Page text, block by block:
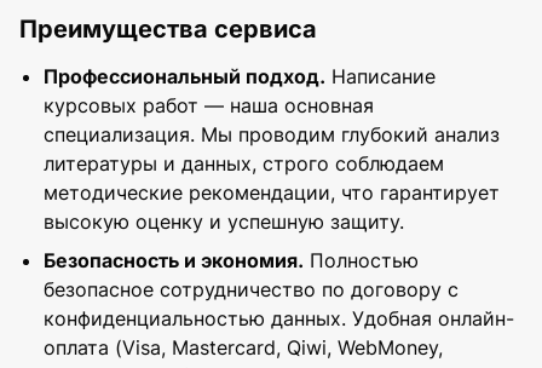
работы уже написана самостоятельно, но
требуется профессиональная помощь.
рекомендации. Поэтому работа может
быть адаптирована как под стандартный
учебный формат, так и под более
сложный курсовой проект.
Преимущества сервиса
Профессиональный подход. Написание
курсовых работ — наша основная
специализация. Мы проводим глубокий анализ
литературы и данных, строго соблюдаем
методические рекомендации, что гарантирует
высокую оценку и успешную защиту.
Безопасность и экономия. Полностью
безопасное сотрудничество по договору с
конфиденциальностью данных. Удобная онлайн-
оплата (Visa, Mastercard, Qiwi, WebMoney,